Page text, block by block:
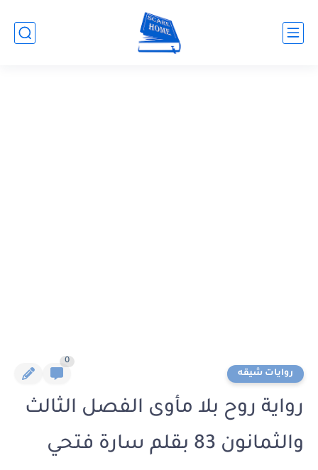
روايات شيقه
0
رواية روح بلا مأوى الفصل الثالث
والثمانون 83 بقلم سارة فتحي